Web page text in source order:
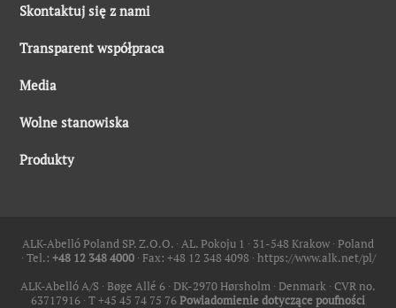
Skontaktuj się z nami
Transparent współpraca
Media
Wolne stanowiska
Produkty
ALK-Abelló Poland SP. Z.O.O. ∙ AL. Pokoju 1 ∙ 31-548 Krakow ∙ Poland
∙ Tel.: +48 12 348 4000∙ Fax: +48 12 348 4098 ∙ https://www.alk.net/pl/
ALK-Abelló A/S ∙ Bøge Allé 6 ∙ DK-2970 Hørsholm ∙ Denmark ∙ CVR no.
63717916 ∙ T +45 45 74 75 76Powiadomienie dotyczące poufności